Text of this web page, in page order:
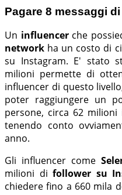
Pagare 8 messaggi
Un influencerche
network ha un costo di
su Instagram. E' stato
milioni permette di
influencer di questo
poter raggiungere un
persone, circa 62
tenendo conto
anno.
Gli influencer come
milioni difollower su
chiedere fino a 660 mila